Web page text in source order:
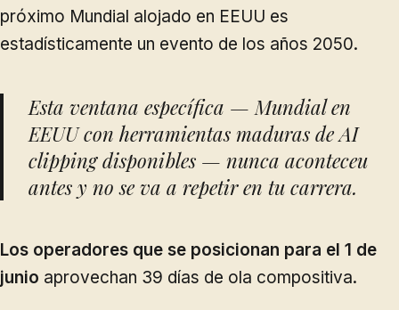
próximo Mundial alojado en EEUU es
estadísticamente un evento de los años 2050.
Esta ventana específica — Mundial en
EEUU con herramientas maduras de AI
clipping disponibles — nunca aconteceu
antes y no se va a repetir en tu carrera.
Los operadores que se posicionan para el 1 de
junio aprovechan 39 días de ola compositiva.